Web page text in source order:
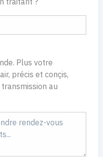
Plus votre
précis et conçis,
au